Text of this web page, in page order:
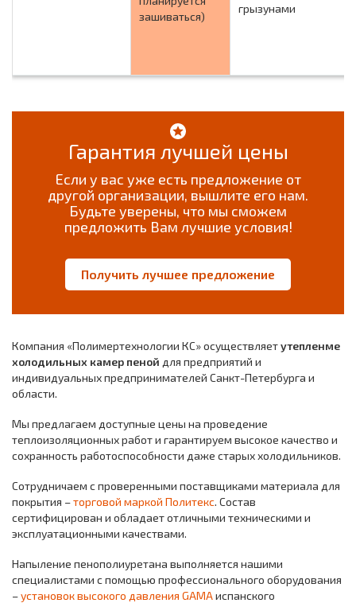
зашиваться)
грызунами
Гарантия лучшей цены
Если у вас уже есть предложение от
другой организации, вышлите его нам.
Будьте уверены, что мы сможем
предложить Вам лучшие условия!
Получить лучшее предложение
Компания «Полимертехнологии КС» осуществляетутепленме
холодильных камер пеной для предприятий и
индивидуальных предпринимателей Санкт-Петербурга и
области.
Мы предлагаем доступные цены на проведение
теплоизоляционных работ и гарантируем высокое качество и
сохранность работоспособности даже старых холодильников.
Сотрудничаем с проверенными поставщиками материала для
покрытия –торговой маркой Политекс. Состав
сертифицирован и обладает отличными техническими и
эксплуатационными качествами.
Напыление пенополиуретана выполняется нашими
специалистами с помощью профессионального оборудования
–установок высокого давления GAMAиспанского